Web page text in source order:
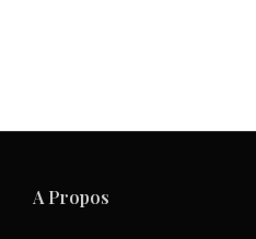
A Propos